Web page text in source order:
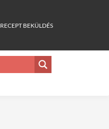
RECEPT BEKÜLDÉS